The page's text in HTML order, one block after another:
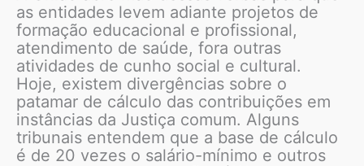
as entidades levem adiante projetos de
formação educacional e profissional,
atendimento de saúde, fora outras
atividades de cunho social e cultural.
Hoje, existem divergências sobre o
patamar de cálculo das contribuições em
instâncias da Justiça comum. Alguns
tribunais entendem que a base de cálculo
é de 20 vezes o salário-mínimo e outros